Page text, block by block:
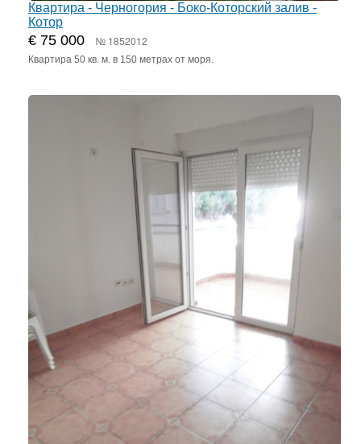
Квартира - Черногория - Боко-Которский залив -
Котор
€ 75 000 № 1852012
Квартира 50 кв. м. в 150 метрах от моря.